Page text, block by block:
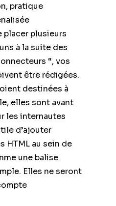
pratique
plusieurs
à la suite des
“, vos
être rédigées.
destinées à
elles sont avant
les internautes
d’ajouter
HTML au sein de
une balise
Elles ne seront